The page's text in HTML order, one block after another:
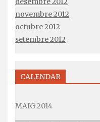
novembre 2012
octubre 2012
setembre 2012
CALENDAR
MAIG 2014